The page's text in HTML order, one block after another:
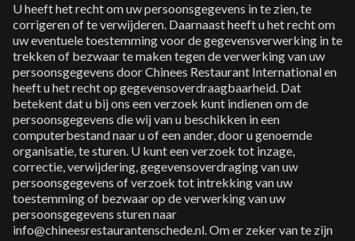
U heeft het recht om uw persoonsgegevens in te zien, te
corrigeren of te verwijderen. Daarnaast heeft u het recht om
uw eventuele toestemming voor de gegevensverwerking in te
trekken of bezwaar te maken tegen de verwerking van uw
persoonsgegevens door Chinees Restaurant International en
heeft u het recht op gegevensoverdraagbaarheid. Dat
betekent dat u bij ons een verzoek kunt indienen om de
persoonsgegevens die wij van u beschikken in een
computerbestand naar u of een ander, door u genoemde
organisatie, te sturen. U kunt een verzoek tot inzage,
correctie, verwijdering, gegevensoverdraging van uw
persoonsgegevens of verzoek tot intrekking van uw
toestemming of bezwaar op de verwerking van uw
persoonsgegevens sturen naar
info@chineesrestaurantenschede.nl. Om er zeker van te zijn